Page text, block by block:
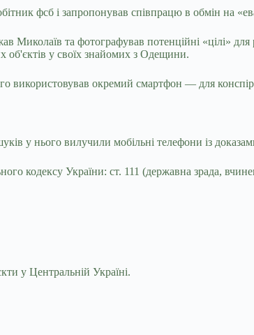
фсб і запропонував співпрацю в обмін на
Миколаїв та фотографував потенційні «цілі»
об'єктів у своїх знайомих з Одещини.
використовував окремий смартфон — для
у нього вилучили мобільні телефони із
кодексу України: ст. 111 (державна зрада,
у Центральній Україні.